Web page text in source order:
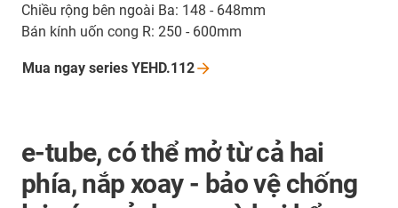
Chiều rộng bên ngoài Ba: 148 - 648mm
Bán kính uốn cong R: 250 - 600mm
Mua ngay series YEHD.112
e-tube, có thể mở từ cả hai
phía, nắp xoay - bảo vệ chống